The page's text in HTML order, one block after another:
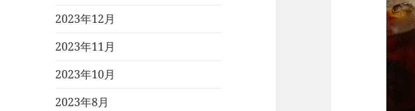
2023年12月
2023年11月
2023年10月
2023年8月